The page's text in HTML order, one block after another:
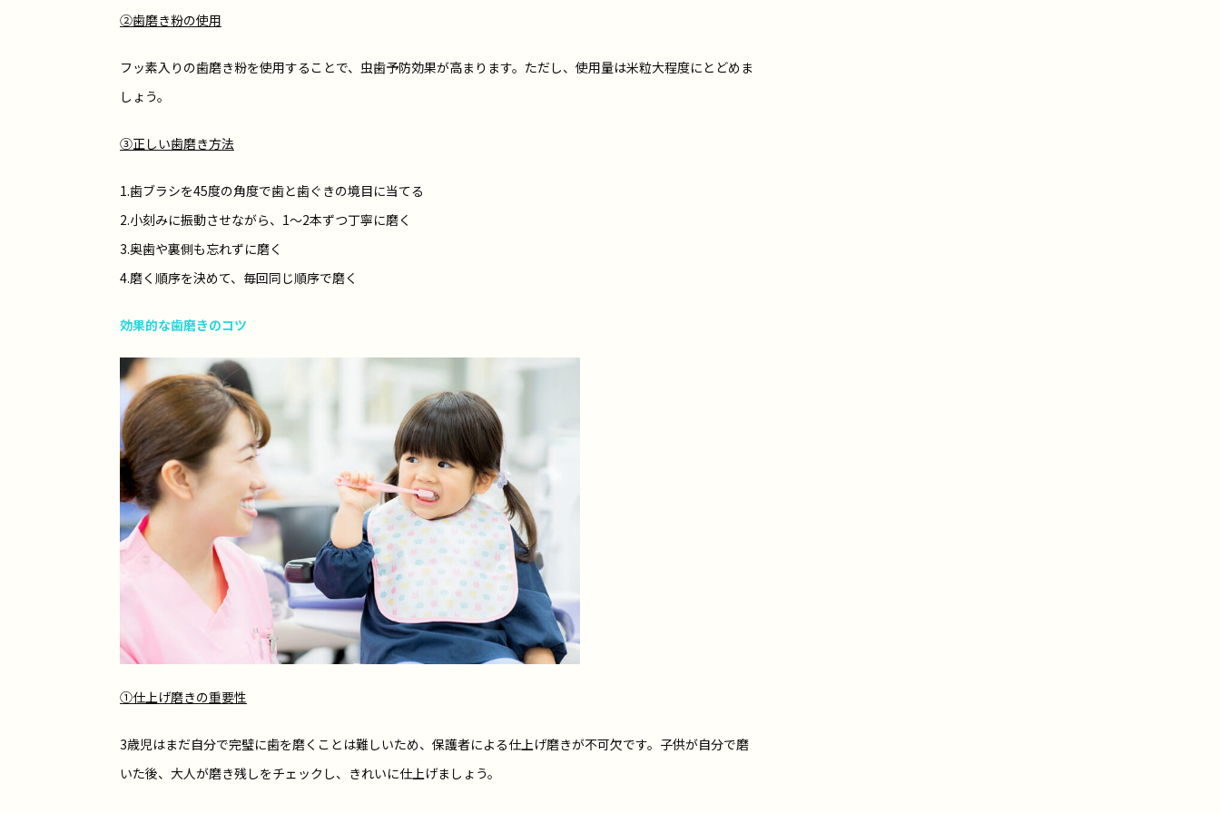
②歯磨き粉の使用
フッ素入りの歯磨き粉を使用することで、虫歯予防効果が高まります。ただし、使用量は米粒大程度にとどめま
しょう。
③正しい歯磨き方法
1.歯ブラシを45度の角度で歯と歯ぐきの境目に当てる
2.小刻みに振動させながら、1～2本ずつ丁寧に磨く
3.奥歯や裏側も忘れずに磨く
4.磨く順序を決めて、毎回同じ順序で磨く
効果的な歯磨きのコツ
①仕上げ磨きの重要性
3歳児はまだ自分で完璧に歯を磨くことは難しいため、保護者による仕上げ磨きが不可欠です。子供が自分で磨
いた後、大人が磨き残しをチェックし、きれいに仕上げましょう。